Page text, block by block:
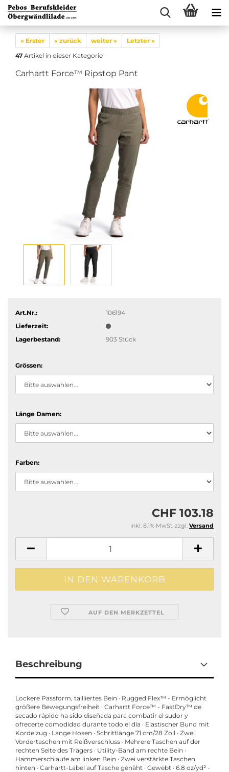
« Erster « zurück weiter »
Letzter »
47 Artikel in dieser Kategorie
Carhartt Force™ Ripstop Pant
Art.Nr.:
106194
Lieferzeit:
Lagerbestand:
903 Stück
Grössen:
Länge Damen:
Farben:
CHF 103.18
inkl. 8.1% MwSt. zzgl. Versand
AUF DEN MERKZETTEL
Beschreibung
Lockere Passform, tailliertes Bein · Rugged Flex™ - Ermöglicht
größere Bewegungsfreiheit · Carhartt Force™ - FastDry™ de
secado rápido ha sido diseñada para combatir el sudor y
ofrecerte comodidad durante todo el día · Elastischer Bund mit
Kordelzug · Lange Hosen · Schrittlänge 71 cm/28 Zoll · Zwei
Vordertaschen mit Reißverschluss · Mehrere Taschen auf der
rechten Seite des Trägers · Utility-Band am rechte Bein ·
Hammerschlaufe am linken Bein · Zwei verstärkte Taschen
hinten · Carhartt-Label auf Tasche genäht · Gewebt · 6.8 oz/yd² -